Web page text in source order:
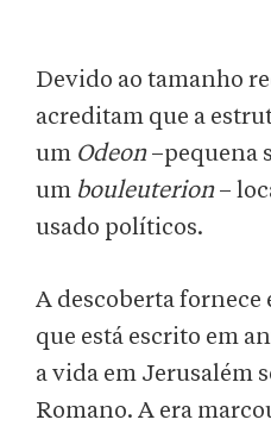
Devido ao tamanho
acreditam que a
um Odeon–pequena
um bouleuterion–
usado políticos.
A descoberta fornece
que está escrito em
a vida em Jerusalém
Romano. A era